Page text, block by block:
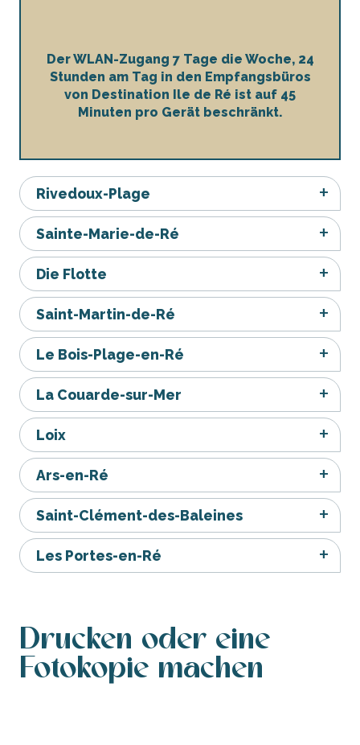
Der WLAN-Zugang 7 Tage die Woche, 24
Stunden am Tag in den Empfangsbüros
von Destination Ile de Ré ist auf 45
Minuten pro Gerät beschränkt.
Rivedoux-Plage
Sainte-Marie-de-Ré
Die Flotte
Saint-Martin-de-Ré
Le Bois-Plage-en-Ré
La Couarde-sur-Mer
Loix
Ars-en-Ré
Saint-Clément-des-Baleines
Les Portes-en-Ré
Drucken oder eine
Fotokopie machen